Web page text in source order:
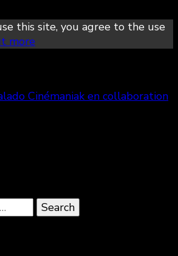
this site, you agree to the use
more
Cinémaniak en collaboration